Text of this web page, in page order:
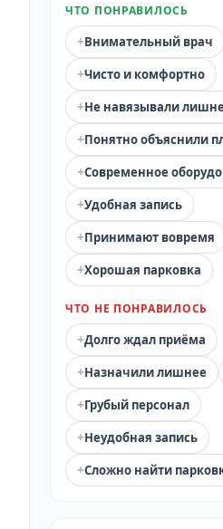
ЧТО ПОНРАВИЛОСЬ
+Внимательный врач
+Чисто и комфортно
+Не навязывали
+Понятно объяснили
+Современное
+Удобная запись
+Принимают вовремя
+Хорошая парковка
ЧТО НЕ ПОНРАВИЛОСЬ
+Долго ждал приёма
+Назначили лишнее
+Грубый персонал
+Неудобная запись
+Сложно найти